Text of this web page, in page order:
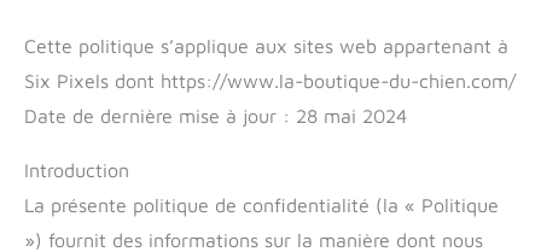
Cette politique s’applique aux sites web appartenant à
Six Pixels dont https://www.la-boutique-du-chien.com/
Date de dernière mise à jour : 28 mai 2024
Introduction
La présente politique de confidentialité (la « Politique
») fournit des informations sur la manière dont nous